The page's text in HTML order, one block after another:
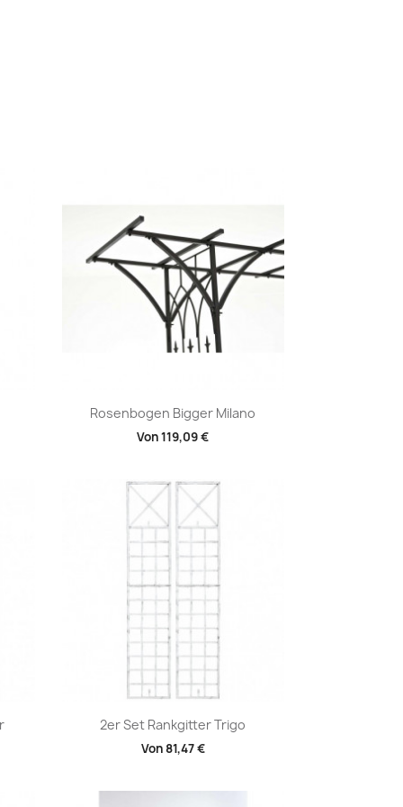
Rosenbogen Bigger Milano
Von119,09 €
Vorschau
2er Set Rankgitter Trigo
Von 81,47 €
Vorschau